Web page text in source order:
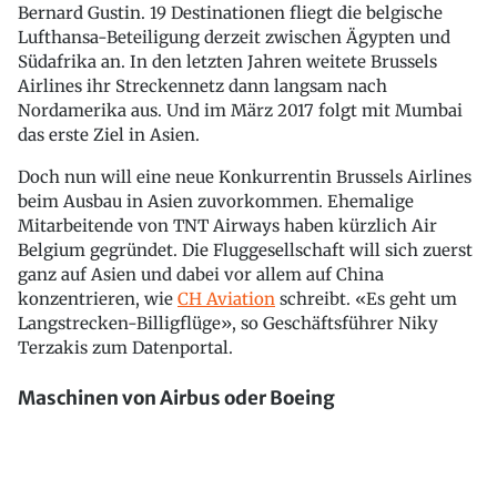
Bernard Gustin. 19 Destinationen fliegt die belgische
Lufthansa-Beteiligung derzeit zwischen Ägypten und
Südafrika an. In den letzten Jahren weitete Brussels
Airlines ihr Streckennetz dann langsam nach
Nordamerika aus. Und im März 2017 folgt mit Mumbai
das erste Ziel in Asien.
Doch nun will eine neue Konkurrentin Brussels Airlines
beim Ausbau in Asien zuvorkommen. Ehemalige
Mitarbeitende von TNT Airways haben kürzlich Air
Belgium gegründet. Die Fluggesellschaft will sich zuerst
ganz auf Asien und dabei vor allem auf China
konzentrieren, wie CH Aviation schreibt. «Es geht um
Langstrecken-Billigflüge», so Geschäftsführer Niky
Terzakis zum Datenportal.
Maschinen von Airbus oder Boeing